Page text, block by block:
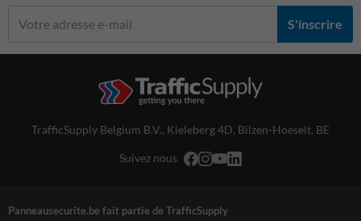
S'inscrire
TrafficSupply Belgium B.V., Kieleberg 4D, Bilzen-Hoeselt, BE
Suivez nous
Panneausecurite.be fait partie de TrafficSupply